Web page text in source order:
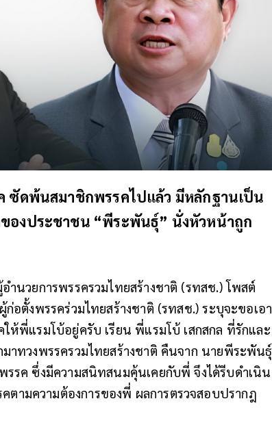
ซัดพ้นสมาชิกพรรคไปแล้ว มีหลักฐานเป็น
องประชาชน “พีระพันธุ์” นั่งหัวหน้าถูก
นวยการพรรครวมไทยสร้างชาติ (รทสช.) โพสต์
อตั้งพรรคร่วมไทยสร้างชาติ (รทสช.) ระบุจะขอเอา
ห้พี่แรมโบ้อยู่ครับ เรียน พี่แรมโบ้ เสกสกล ที่รักและ
าทวงพรรครวมไทยสร้างชาติ คืนจาก นายพีระพันธ์ุ
รค ซึ่งมีความสนิทสนมคุ้นเคยกับพี่ จึงได้รีบดำเนิน
ามความต้องการของพี่ ผลการตรวจสอบปรากฎ